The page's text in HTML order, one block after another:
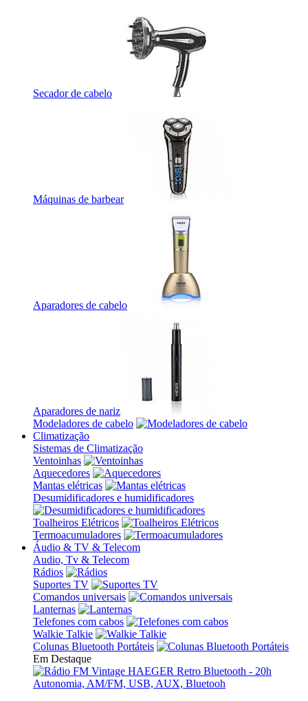
Secador de cabelo
Máquinas de barbear
Aparadores de cabelo
Aparadores de nariz
Modeladores de cabelo
Climatização
Sistemas de Climatização
Ventoinhas
Aquecedores
Mantas elétricas
Desumidificadores e humidificadores
Toalheiros Elétricos
Termoacumuladores
Áudio & TV & Telecom
Audio, Tv & Telecom
Rádios
Suportes TV
Comandos universais
Lanternas
Telefones com cabos
Walkie Talkie
Colunas Bluetooth Portáteis
Em Destaque